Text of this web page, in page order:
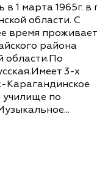
1 марта 1965г. в
области. С
время проживает
района
области.По
3-х
Карагандинское
училище по